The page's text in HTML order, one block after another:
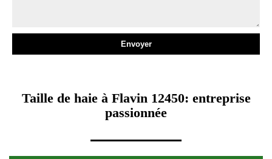
Taille de haie à Flavin 12450: entreprise
passionnée